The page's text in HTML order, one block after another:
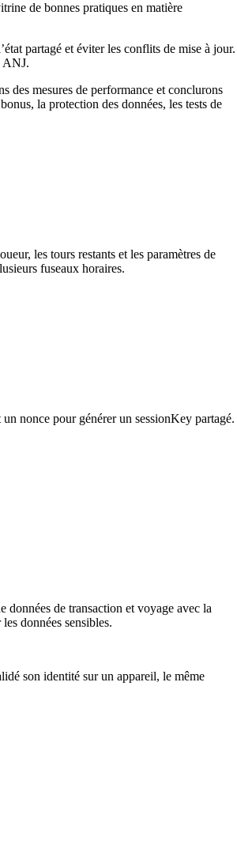
de bonnes pratiques en matière
partagé et éviter les conflits de mise à jour.
ANJ.
des mesures de performance et conclurons
la protection des données, les tests de
les tours restants et les paramètres de
fuseaux horaires.
un nonce pour générer un sessionKey partagé.
de transaction et voyage avec la
données sensibles.
son identité sur un appareil, le même